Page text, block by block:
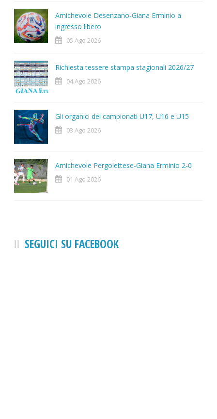
Amichevole Desenzano-Giana Erminio a
ingresso libero
05 Ago 2026
Richiesta tessere stampa stagionali 2026/27
04 Ago 2026
Gli organici dei campionati U17, U16 e U15
03 Ago 2026
Amichevole Pergolettese-Giana Erminio 2-0
01 Ago 2026
SEGUICI SU FACEBOOK